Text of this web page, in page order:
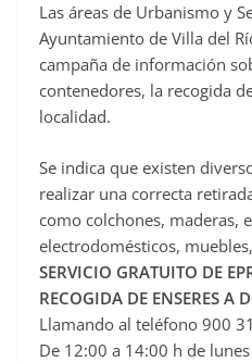
c
e
o
k
Las áreas de Urbanismo y
Ayuntamiento de Villa del
campaña de información
contenedores, la recogida
localidad.
Se indica que existen
realizar una correcta
como colchones, maderas,
electrodomésticos,
SERVICIO GRATUITO DE
RECOGIDA DE ENSERES A
Llamando al teléfono 900
De 12:00 a 14:00 h de